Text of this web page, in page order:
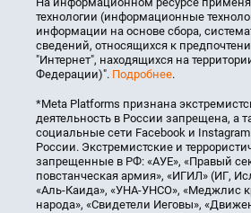
технологии (информационные
информации на основе сбора,
сведений, относящихся к
"Интернет", находящихся на
Федерации)". Подробнее.
*Meta Platforms признана
деятельность в России запрещена, а
социальные сети Facebook и
России. Экстремистские и
запрещенные в РФ: «АУЕ», «Правый
повстанческая армия», «ИГИЛ» (ИГ,
«Аль-Каида», «УНА-УНСО», «Меджлис
народа», «Свидетели Иеговы»,